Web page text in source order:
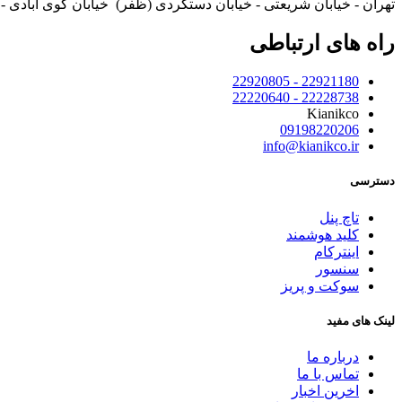
تهران - خیابان شریعتی - خیابان دستگردی (ظفر) خیابان گوی آبادی -
راه های ارتباطی
22921180 - 22920805
22228738 - 22220640
Kianikco
09198220206
info@kianikco.ir
دسترسی
تاچ پنل
کلید هوشمند
اینترکام
سنسور
سوکت و پریز
لینک های مفید
درباره ما
تماس با ما
اخرین اخبار